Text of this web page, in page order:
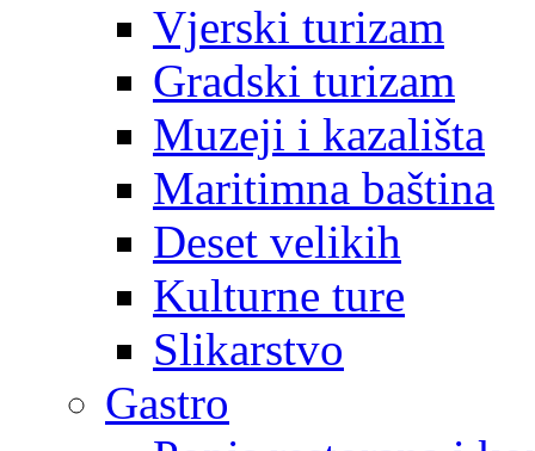
Vjerski turizam
Gradski turizam
Muzeji i kazališta
Maritimna baština
Deset velikih
Kulturne ture
Slikarstvo
Gastro